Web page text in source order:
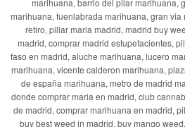
marihuana, barrio del pilar marihuana,
marihuana, fuenlabrada marihuana, gran
retiro, pillar maria madrid, madrid buy
madrid, comprar madrid estupefacientes,
faso en madrid, aluche marihuana, lucero
marihuana, vicente calderon marihuana,
de españa marihuana, metro de madrid
donde comprar maria en madrid, club
de madrid, comprar marihuana en madrid,
buy best weed in madrid, buy mango